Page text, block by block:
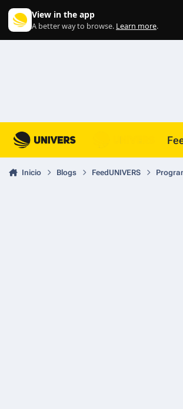
View in the app
A better way to browse. Learn more.
Inicio Blogs FeedUNIVERS